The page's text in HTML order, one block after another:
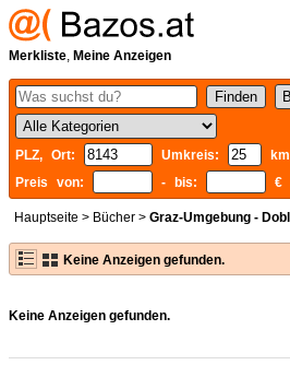
Merkliste, Meine Anzeigen
PLZ, Ort: Umkreis:
km
Preis von:
- bis: €
Hauptseite > Bücher > Graz-Umgebung - Dobl
Keine Anzeigen gefunden.
Keine Anzeigen gefunden.